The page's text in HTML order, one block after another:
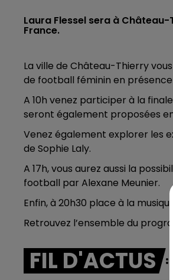
Laura Flessel sera à
France.
La ville de Château-Thierry
de football féminin en
A 10h venez participer à la
seront également proposées
Venez également explorer les
de Sophie Laly.
A 17h, vous aurez aussi la
football par Alexane Meunier.
Enfin, à 20h30 place à la
Retrouvez l’ensemble du
FIL D'ACTUS